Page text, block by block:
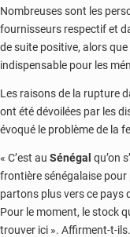
Nombreuses sont les
fournisseurs respectif et
de suite positive, alors
indispensable pour les
Les raisons de la rupture
ont été dévoilées par les
évoqué le problème de la
« C’est au Sénégal qu’on
frontière sénégalaise
partons plus vers ce pays
Pour le moment, le stock
trouver ici ». Affirment-t-ils.